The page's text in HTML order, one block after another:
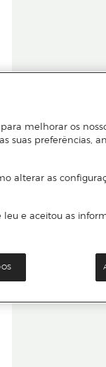
melhorar os
suas preferências,
alterar as
e aceitou as